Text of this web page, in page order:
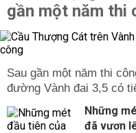
gần một năm thi
Sau gần một năm thi
đường Vành đai 3,5 có
Những
đã vươn